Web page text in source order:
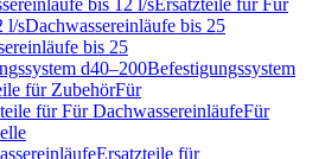
bis 12 l/sErsatzteile für Für
l/sDachwassereinläufe bis 25
bis 25
d40–200Befestigungssystem
für ZubehörFür
für Für DachwassereinläufeFür
Ersatzteile für